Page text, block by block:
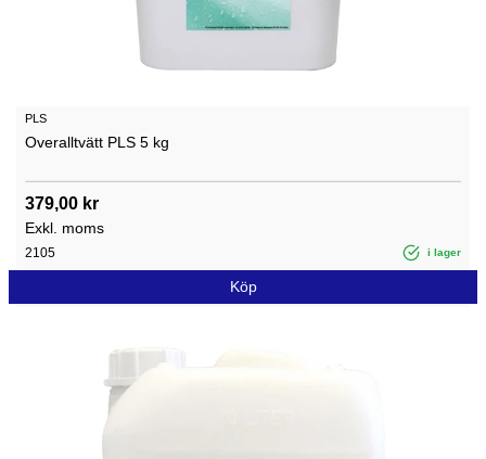
PLS
Overalltvätt PLS 5 kg
379,00 kr
Exkl. moms
2105 i lager
Köp